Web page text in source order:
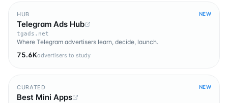
HUB NEW
Telegram Ads Hub
tgads.net
Where Telegram advertisers learn, decide, launch.
75.6Kadvertisers to study
CURATED NEW
Best Mini Apps